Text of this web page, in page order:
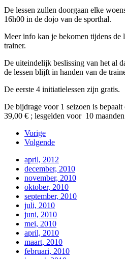
De lessen zullen doorgaan elke
16h00 in de dojo van de sporthal.
Meer info kan je bekomen tijdens de
trainer.
De uiteindelijk beslissing van het al
de lessen blijft in handen van de
De eerste 4 initiatielessen zijn gratis.
De bijdrage voor 1 seizoen is
39,00 € ; lesgelden voor 10
Vorige
Volgende
april, 2012
december, 2010
november, 2010
oktober, 2010
september, 2010
juli, 2010
juni, 2010
mei, 2010
april, 2010
maart, 2010
februari, 2010